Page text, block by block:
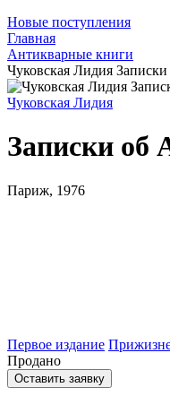
Новые поступления
Главная
Антикварные книги
Чуковская Лидия
Чуковская Лидия
Записки об
Париж, 1976
Первое издание
Продано
Оставить заявку